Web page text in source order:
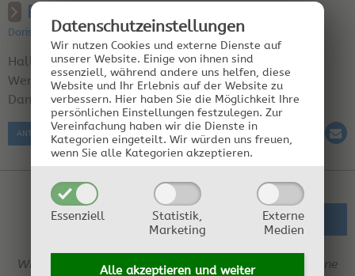
Datenschutz­einstellungen
Wir nutzen Cookies und externe Dienste auf
unserer Website. Einige von ihnen sind
essenziell, während andere uns helfen, diese
Website und Ihr Erlebnis auf der Website zu
verbessern. Hier haben Sie die Möglichkeit Ihre
persönlichen Einstellungen festzulegen. Zur
Vereinfachung haben wir die Dienste in
Kategorien eingeteilt. Wir würden uns freuen,
wenn Sie alle Kategorien akzeptieren.
Essenziell
Statistik,
Marketing
Externe
Medien
Alle akzeptieren und weiter
RE: kletzenlikör
Doris Hauser am 03.10.2003 18:28:05 | Region: Kärnten
Hallo!
Wer hat ein Rezept für einen Kletzenlikör für mich?
Danke
ANTWORT SCHREIBEN
ZURÜCK ZUR ÜBERSICHT
Wir behalten uns das Recht vor, jederzeit Einträge ohne